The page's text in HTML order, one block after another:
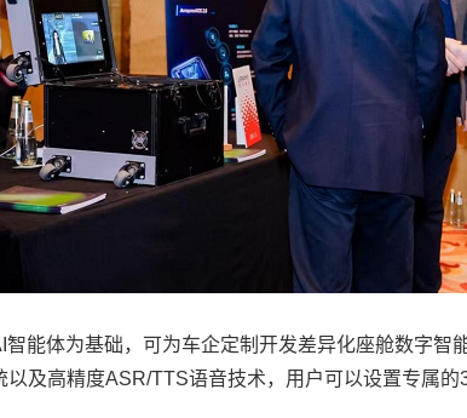
智能体为基础，可为车企定制开发差异化座舱数字智
以及高精度ASR/TTS语音技术，用户可以设置专属的